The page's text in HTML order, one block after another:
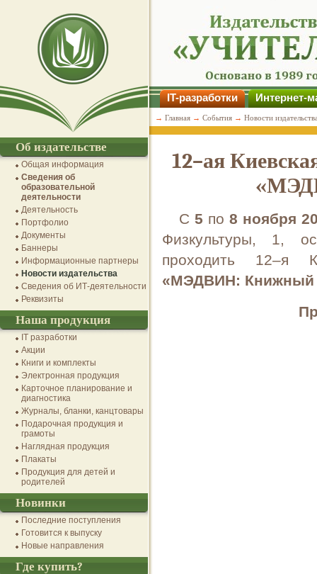
12–ая
С 5 по 8 ноября
Физкультуры, 1,
проходить 12–я
«МЭДВИН: Книжный
IT-разработки Интернет-
→ Главная → События → Новости
Об издательстве
Общая информация
Сведения об
образовательной
деятельности
Деятельность
Портфолио
Документы
Баннеры
Информационные партнеры
Новости издательства
Сведения об ИТ-деятельности
Реквизиты
Наша продукция
IT разработки
Акции
Книги и комплекты
Электронная продукция
Карточное планирование и
диагностика
Журналы, бланки, канцтовары
Подарочная продукция и
грамоты
Наглядная продукция
Плакаты
Продукция для детей и
родителей
Новинки
Последние поступления
Готовится к выпуску
Новые направления
Где купить?